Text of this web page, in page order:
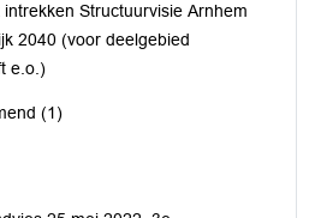
Structuurvisie Arnhem
2040 (voor deelgebied
e.o.)
(1)